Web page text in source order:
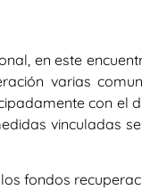
en este
varias
con el
vinculadas
fondos